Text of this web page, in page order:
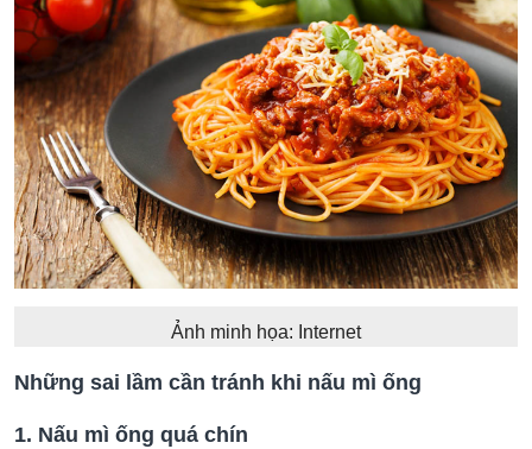
Ảnh minh họa: Internet
Những sai lầm cần tránh khi nấu mì ống
1. Nấu mì ống quá chín